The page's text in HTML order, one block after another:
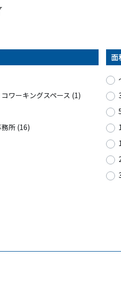
ワーキングスペース (1)
所 (16)
面